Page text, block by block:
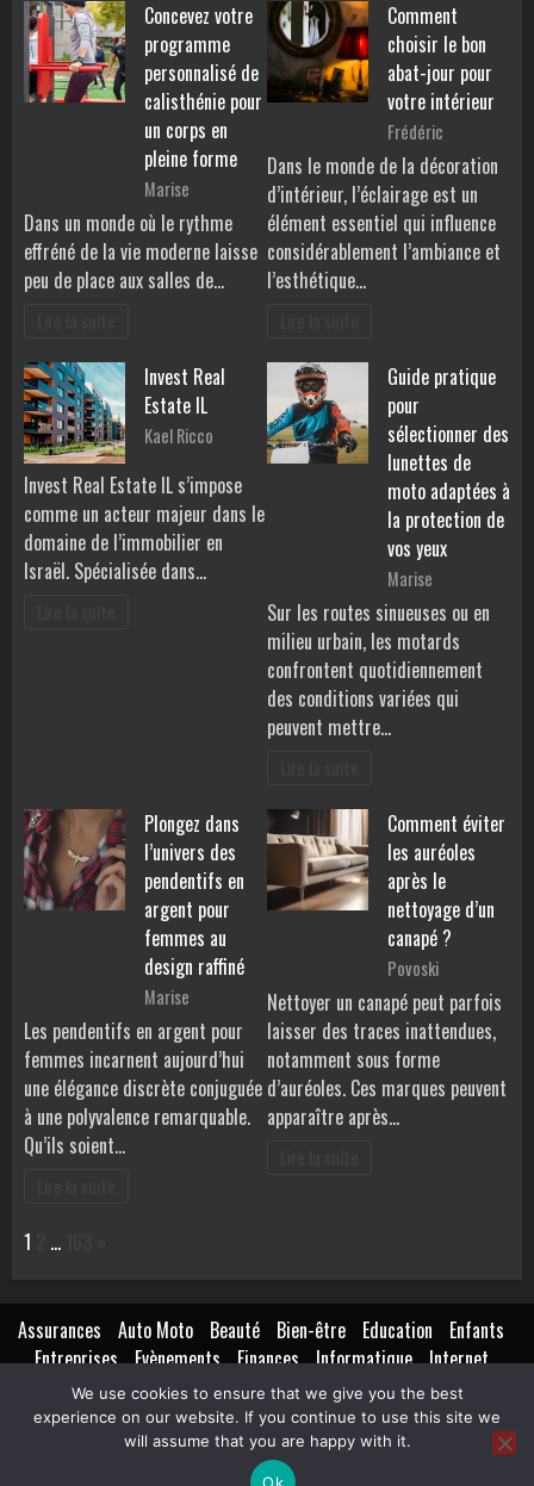
Concevez votre
programme
personnalisé de
calisthénie pour
un corps en
pleine forme
Marise
Dans un monde où le rythme
effréné de la vie moderne laisse
peu de place aux salles de…
Comment
choisir le bon
abat-jour pour
votre intérieur
Frédéric
Dans le monde de la décoration
d’intérieur, l’éclairage est un
élément essentiel qui influence
considérablement l’ambiance et
l’esthétique…
Invest Real
Estate IL
Kael Ricco
Invest Real Estate IL s’impose
comme un acteur majeur dans le
domaine de l’immobilier en
Israël. Spécialisée dans…
Guide pratique
pour
sélectionner des
lunettes de
moto adaptées à
la protection de
vos yeux
Marise
Sur les routes sinueuses ou en
milieu urbain, les motards
confrontent quotidiennement
des conditions variées qui
peuvent mettre…
Plongez dans
l’univers des
pendentifs en
argent pour
femmes au
design raffiné
Marise
Les pendentifs en argent pour
femmes incarnent aujourd’hui
une élégance discrète conjuguée
à une polyvalence remarquable.
Qu’ils soient…
Comment éviter
les auréoles
après le
nettoyage d’un
canapé ?
Povoski
Nettoyer un canapé peut parfois
laisser des traces inattendues,
notamment sous forme
d’auréoles. Ces marques peuvent
apparaître après…
Page:
1 …
Assurances Auto Moto Beauté Bien-être Education
Enfants
Entreprises Evènements Finances Informatique Internet
Création
Marketing Lifestyle Loisirs Maison Extérieur
Mariage
Métiers Isolation Mode Non classé
Pratique
Santé Nutrition Transports Voyages
We use cookies to ensure that we give you the best
experience on our website. If you continue to use this site we
will assume that you are happy with it.
Ok